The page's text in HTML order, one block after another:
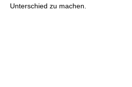
Unterschied zu machen.